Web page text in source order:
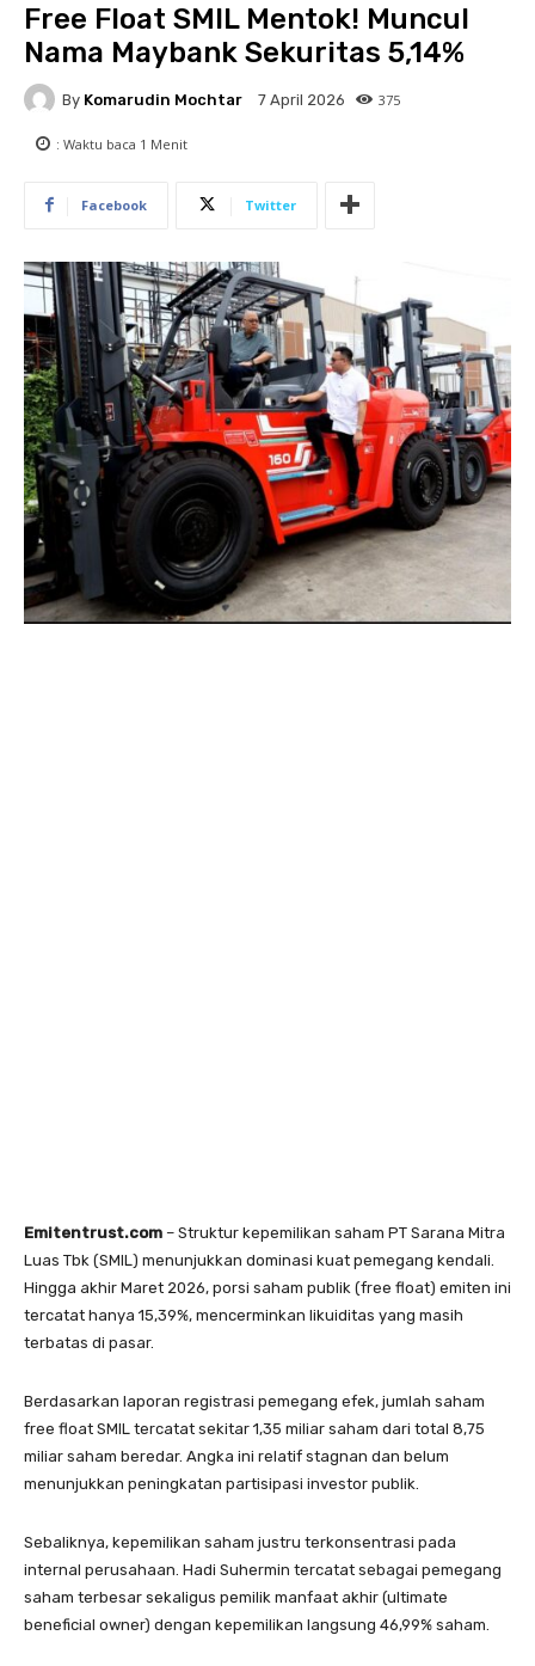
Free Float SMIL Mentok! Muncul
Nama Maybank Sekuritas 5,14%
By Komarudin Mochtar 7 April 2026 375
: Waktu baca 1 Menit
Facebook Twitter
Emitentrust.com – Struktur kepemilikan saham PT Sarana Mitra
Luas Tbk (SMIL) menunjukkan dominasi kuat pemegang kendali.
Hingga akhir Maret 2026, porsi saham publik (free float) emiten ini
tercatat hanya 15,39%, mencerminkan likuiditas yang masih
terbatas di pasar.
Berdasarkan laporan registrasi pemegang efek, jumlah saham
free float SMIL tercatat sekitar 1,35 miliar saham dari total 8,75
miliar saham beredar. Angka ini relatif stagnan dan belum
menunjukkan peningkatan partisipasi investor publik.
Sebaliknya, kepemilikan saham justru terkonsentrasi pada
internal perusahaan. Hadi Suhermin tercatat sebagai pemegang
saham terbesar sekaligus pemilik manfaat akhir (ultimate
beneficial owner) dengan kepemilikan langsung 46,99% saham.